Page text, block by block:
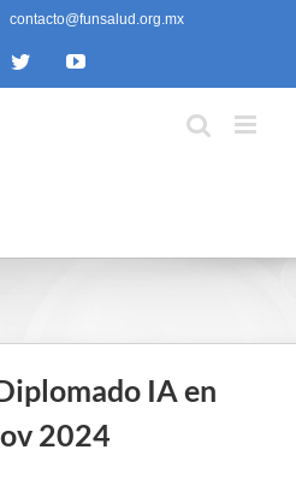
contacto@funsalud.org.mx
TwitterYouTube
IA en
2024